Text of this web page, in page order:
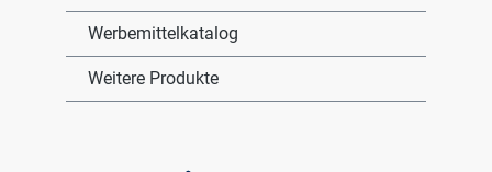
Werbemittelkatalog
Weitere Produkte